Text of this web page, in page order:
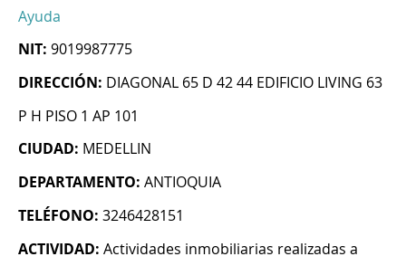
Ayuda
NIT: 9019987775
DIRECCIÓN: DIAGONAL 65 D 42 44 EDIFICIO LIVING 63
P H PISO 1 AP 101
CIUDAD: MEDELLIN
DEPARTAMENTO: ANTIOQUIA
TELÉFONO: 3246428151
ACTIVIDAD: Actividades inmobiliarias realizadas a